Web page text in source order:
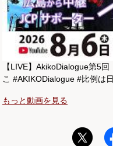
【LIVE】AkikoDialogue第5
こ #AKIKODialogue #比例は
もっと動画を見る